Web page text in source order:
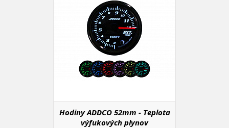
Hodiny ADDCO 52mm - Teplota
výfukových plynov